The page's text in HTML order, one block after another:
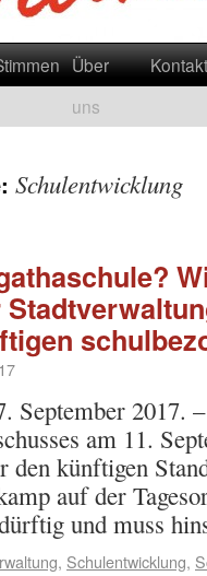
Über
uns
Kontakt
Schulentwicklung
September 2017.
am 11.
den künftigen
auf der
und muss
, Schulentwicklung,